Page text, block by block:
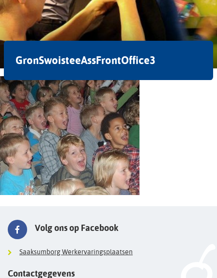
GronSwoisteeAssFrontOffice3
Volg ons op Facebook
Saaksumborg Werkervaringsplaatsen
Contactgegevens